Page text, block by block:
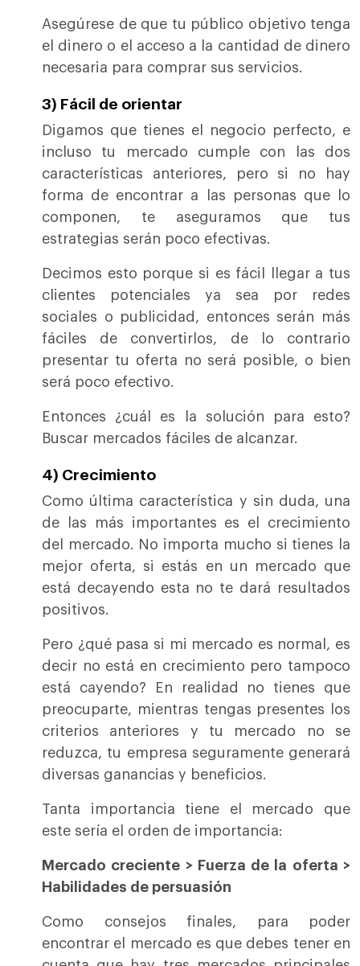
Asegúrese de que tu público objetivo tenga
el dinero o el acceso a la cantidad de dinero
necesaria para comprar sus servicios.
3) Fácil de orientar
Digamos que tienes el negocio perfecto, e
incluso tu mercado cumple con las dos
características anteriores, pero si no hay
forma de encontrar a las personas que lo
componen, te aseguramos que tus
estrategias serán poco efectivas.
Decimos esto porque si es fácil llegar a tus
clientes potenciales ya sea por redes
sociales o publicidad, entonces serán más
fáciles de convertirlos, de lo contrario
presentar tu oferta no será posible, o bien
será poco efectivo.
Entonces ¿cuál es la solución para esto?
Buscar mercados fáciles de alcanzar.
4) Crecimiento
Como última característica y sin duda, una
de las más importantes es el crecimiento
del mercado. No importa mucho si tienes la
mejor oferta, si estás en un mercado que
está decayendo esta no te dará resultados
positivos.
Pero ¿qué pasa si mi mercado es normal, es
decir no está en crecimiento pero tampoco
está cayendo? En realidad no tienes que
preocuparte, mientras tengas presentes los
criterios anteriores y tu mercado no se
reduzca, tu empresa seguramente generará
diversas ganancias y beneficios.
Tanta importancia tiene el mercado que
este sería el orden de importancia:
Mercado creciente > Fuerza de la oferta >
Habilidades de persuasión
Como consejos finales, para poder
encontrar el mercado es que debes tener en